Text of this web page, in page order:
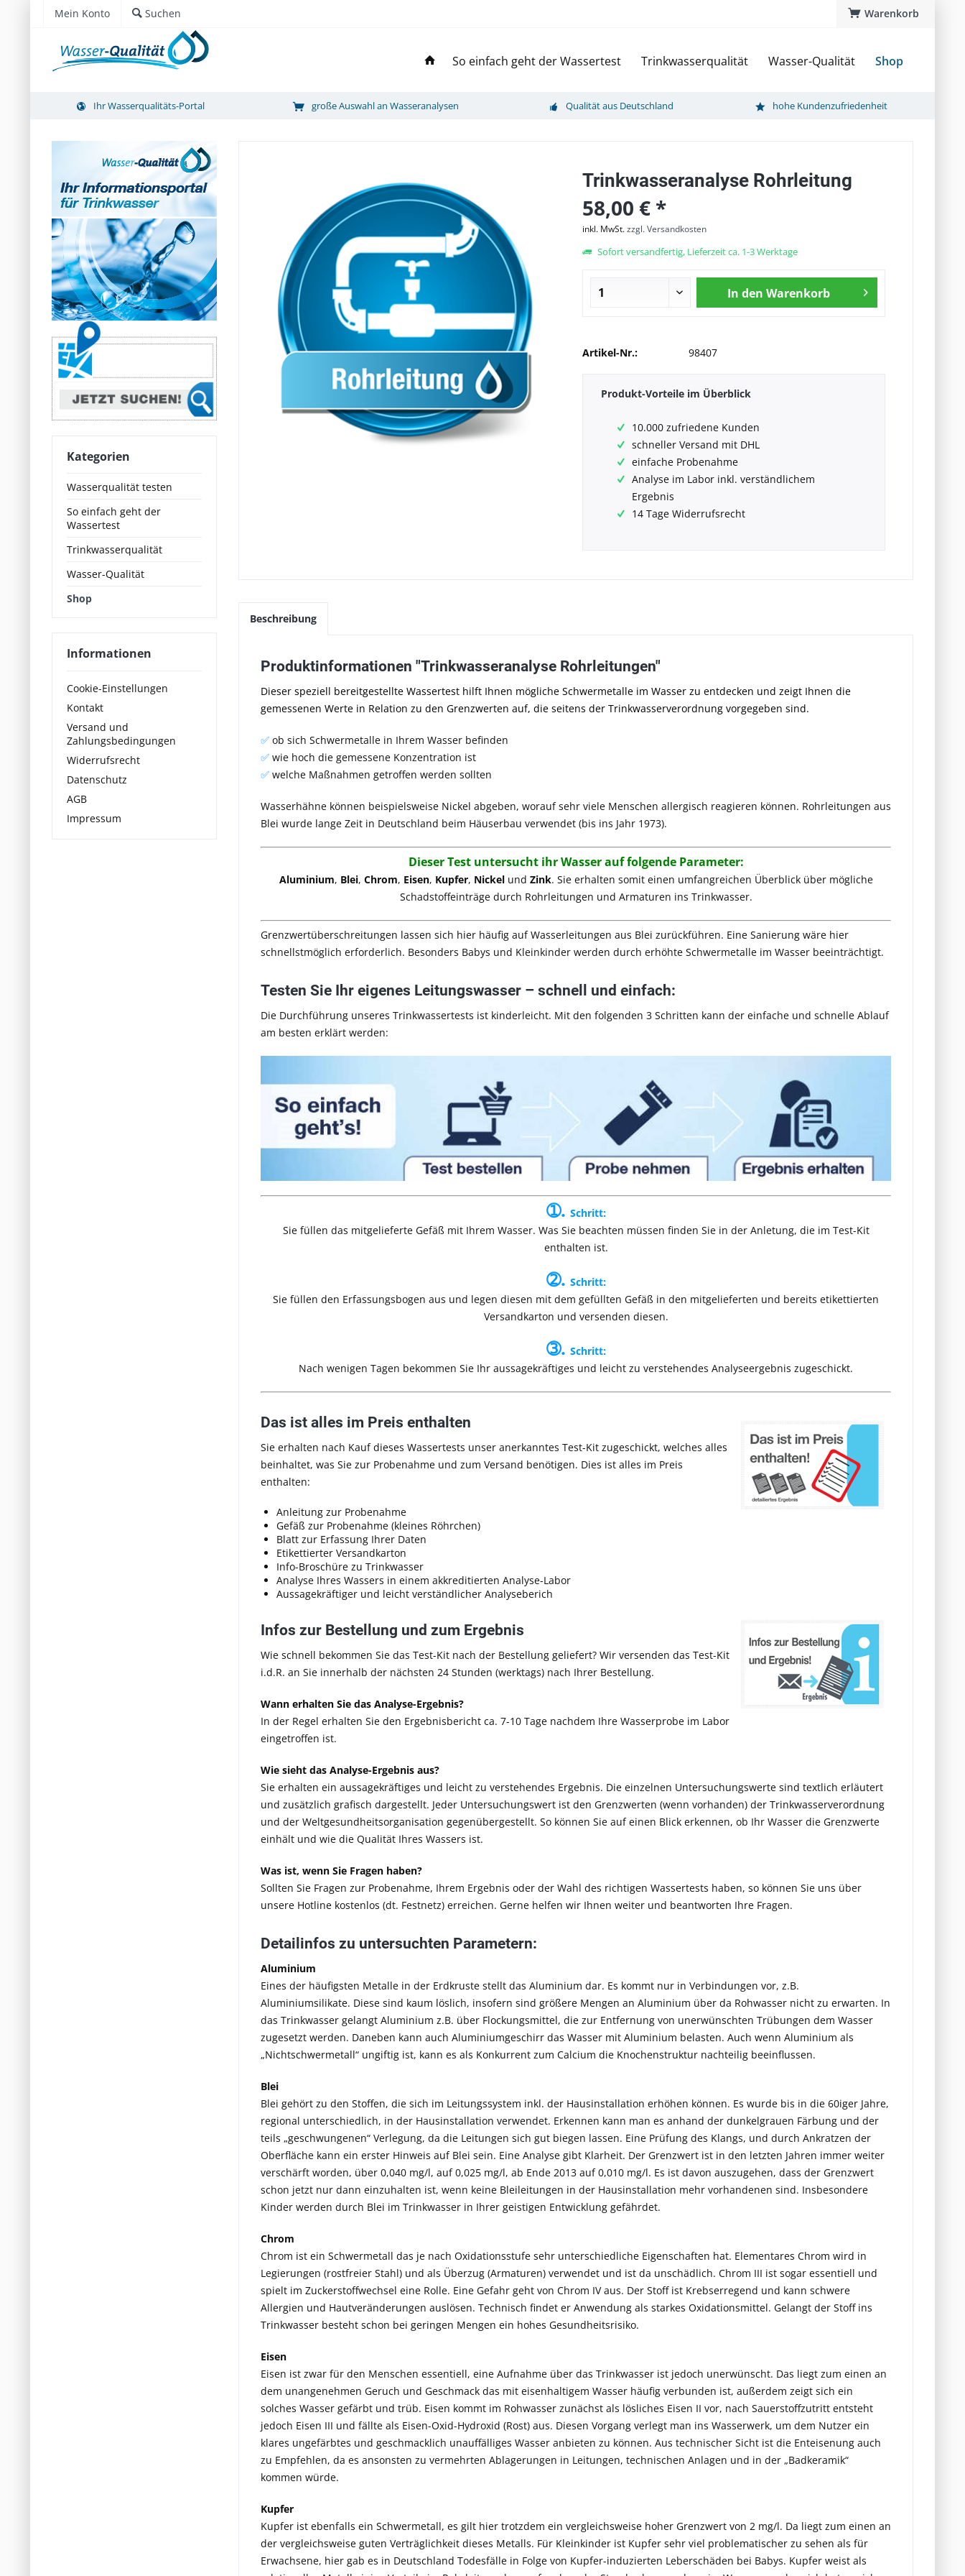
Warenkorb
Mein Konto Suchen
So einfach geht der Wassertest Trinkwasserqualität Wasser-Qualität Shop
Ihr Wasserqualitäts-Portal große Auswahl an Wasseranalysen Qualität aus Deutschland hohe Kundenzufriedenheit
Kategorien
Wasserqualität testen
So einfach geht der
Wassertest
Trinkwasserqualität
Wasser-Qualität
Shop
Informationen
Cookie-Einstellungen
Kontakt
Versand und
Zahlungsbedingungen
Widerrufsrecht
Datenschutz
AGB
Impressum
Trinkwasseranalyse Rohrleitung
58,00 € *
inkl. MwSt.zzgl. Versandkosten
Sofort versandfertig, Lieferzeit ca. 1-3 Werktage
In den Warenkorb
Artikel-Nr.: 98407
Produkt-Vorteile im Überblick
10.000 zufriedene Kunden
schneller Versand mit DHL
einfache Probenahme
Analyse im Labor inkl. verständlichem
Ergebnis
14 Tage Widerrufsrecht
Beschreibung
Produktinformationen "Trinkwasseranalyse Rohrleitungen"
Dieser speziell bereitgestellte Wassertest hilft Ihnen mögliche Schwermetalle im Wasser zu entdecken und zeigt Ihnen die
gemessenen Werte in Relation zu den Grenzwerten auf, die seitens der Trinkwasserverordnung vorgegeben sind.
✅ ob sich Schwermetalle in Ihrem Wasser befinden
✅ wie hoch die gemessene Konzentration ist
✅ welche Maßnahmen getroffen werden sollten
Wasserhähne können beispielsweise Nickel abgeben, worauf sehr viele Menschen allergisch reagieren können. Rohrleitungen aus
Blei wurde lange Zeit in Deutschland beim Häuserbau verwendet (bis ins Jahr 1973).
Dieser Test untersucht ihr Wasser auf folgende Parameter:
Aluminium, Blei, Chrom, Eisen, Kupfer, Nickelund Zink. Sie erhalten somit einen umfangreichen Überblick über mögliche
Schadstoffeinträge durch Rohrleitungen und Armaturen ins Trinkwasser.
Grenzwertüberschreitungen lassen sich hier häufig auf Wasserleitungen aus Blei zurückführen. Eine Sanierung wäre hier
schnellstmöglich erforderlich. Besonders Babys und Kleinkinder werden durch erhöhte Schwermetalle im Wasser beeinträchtigt.
Testen Sie Ihr eigenes Leitungswasser – schnell und einfach:
Die Durchführung unseres Trinkwassertests ist kinderleicht. Mit den folgenden 3 Schritten kann der einfache und schnelle Ablauf
am besten erklärt werden:
➀. Schritt:
Sie füllen das mitgelieferte Gefäß mit Ihrem Wasser. Was Sie beachten müssen finden Sie in der Anletung, die im Test-Kit
enthalten ist.
➁. Schritt:
Sie füllen den Erfassungsbogen aus und legen diesen mit dem gefüllten Gefäß in den mitgelieferten und bereits etikettierten
Versandkarton und versenden diesen.
➂. Schritt:
Nach wenigen Tagen bekommen Sie Ihr aussagekräftiges und leicht zu verstehendes Analyseergebnis zugeschickt.
Das ist alles im Preis enthalten
Sie erhalten nach Kauf dieses Wassertests unser anerkanntes Test-Kit zugeschickt, welches alles
beinhaltet, was Sie zur Probenahme und zum Versand benötigen. Dies ist alles im Preis
enthalten:
Anleitung zur Probenahme
Gefäß zur Probenahme (kleines Röhrchen)
Blatt zur Erfassung Ihrer Daten
Etikettierter Versandkarton
Info-Broschüre zu Trinkwasser
Analyse Ihres Wassers in einem akkreditierten Analyse-Labor
Aussagekräftiger und leicht verständlicher Analyseberich
Infos zur Bestellung und zum Ergebnis
Wie schnell bekommen Sie das Test-Kit nach der Bestellung geliefert? Wir versenden das Test-Kit
i.d.R. an Sie innerhalb der nächsten 24 Stunden (werktags) nach Ihrer Bestellung.
Wann erhalten Sie das Analyse-Ergebnis?
In der Regel erhalten Sie den Ergebnisbericht ca. 7-10 Tage nachdem Ihre Wasserprobe im Labor
eingetroffen ist.
Wie sieht das Analyse-Ergebnis aus?
Sie erhalten ein aussagekräftiges und leicht zu verstehendes Ergebnis. Die einzelnen Untersuchungswerte sind textlich erläutert
und zusätzlich grafisch dargestellt. Jeder Untersuchungswert ist den Grenzwerten (wenn vorhanden) der Trinkwasserverordnung
und der Weltgesundheitsorganisation gegenübergestellt. So können Sie auf einen Blick erkennen, ob Ihr Wasser die Grenzwerte
einhält und wie die Qualität Ihres Wassers ist.
Was ist, wenn Sie Fragen haben?
Sollten Sie Fragen zur Probenahme, Ihrem Ergebnis oder der Wahl des richtigen Wassertests haben, so können Sie uns über
unsere Hotline kostenlos (dt. Festnetz) erreichen. Gerne helfen wir Ihnen weiter und beantworten Ihre Fragen.
Detailinfos zu untersuchten Parametern:
Aluminium
Eines der häufigsten Metalle in der Erdkruste stellt das Aluminium dar. Es kommt nur in Verbindungen vor, z.B.
Aluminiumsilikate. Diese sind kaum löslich, insofern sind größere Mengen an Aluminium über da Rohwasser nicht zu erwarten. In
das Trinkwasser gelangt Aluminium z.B. über Flockungsmittel, die zur Entfernung von unerwünschten Trübungen dem Wasser
zugesetzt werden. Daneben kann auch Aluminiumgeschirr das Wasser mit Aluminium belasten. Auch wenn Aluminium als
„Nichtschwermetall“ ungiftig ist, kann es als Konkurrent zum Calcium die Knochenstruktur nachteilig beeinflussen.
Blei
Blei gehört zu den Stoffen, die sich im Leitungssystem inkl. der Hausinstallation erhöhen können. Es wurde bis in die 60iger Jahre,
regional unterschiedlich, in der Hausinstallation verwendet. Erkennen kann man es anhand der dunkelgrauen Färbung und der
teils „geschwungenen“ Verlegung, da die Leitungen sich gut biegen lassen. Eine Prüfung des Klangs, und durch Ankratzen der
Oberfläche kann ein erster Hinweis auf Blei sein. Eine Analyse gibt Klarheit. Der Grenzwert ist in den letzten Jahren immer weiter
verschärft worden, über 0,040 mg/l, auf 0,025 mg/l, ab Ende 2013 auf 0,010 mg/l. Es ist davon auszugehen, dass der Grenzwert
schon jetzt nur dann einzuhalten ist, wenn keine Bleileitungen in der Hausinstallation mehr vorhandenen sind. Insbesondere
Kinder werden durch Blei im Trinkwasser in Ihrer geistigen Entwicklung gefährdet.
Chrom
Chrom ist ein Schwermetall das je nach Oxidationsstufe sehr unterschiedliche Eigenschaften hat. Elementares Chrom wird in
Legierungen (rostfreier Stahl) und als Überzug (Armaturen) verwendet und ist da unschädlich. Chrom III ist sogar essentiell und
spielt im Zuckerstoffwechsel eine Rolle. Eine Gefahr geht von Chrom IV aus. Der Stoff ist Krebserregend und kann schwere
Allergien und Hautveränderungen auslösen. Technisch findet er Anwendung als starkes Oxidationsmittel. Gelangt der Stoff ins
Trinkwasser besteht schon bei geringen Mengen ein hohes Gesundheitsrisiko.
Eisen
Eisen ist zwar für den Menschen essentiell, eine Aufnahme über das Trinkwasser ist jedoch unerwünscht. Das liegt zum einen an
dem unangenehmen Geruch und Geschmack das mit eisenhaltigem Wasser häufig verbunden ist, außerdem zeigt sich ein
solches Wasser gefärbt und trüb. Eisen kommt im Rohwasser zunächst als lösliches Eisen II vor, nach Sauerstoffzutritt entsteht
jedoch Eisen III und fällte als Eisen-Oxid-Hydroxid (Rost) aus. Diesen Vorgang verlegt man ins Wasserwerk, um dem Nutzer ein
klares ungefärbtes und geschmacklich unauffälliges Wasser anbieten zu können. Aus technischer Sicht ist die Enteisenung auch
zu Empfehlen, da es ansonsten zu vermehrten Ablagerungen in Leitungen, technischen Anlagen und in der „Badkeramik“
kommen würde.
Kupfer
Kupfer ist ebenfalls ein Schwermetall, es gilt hier trotzdem ein vergleichsweise hoher Grenzwert von 2 mg/l. Da liegt zum einen an
der vergleichsweise guten Verträglichkeit dieses Metalls. Für Kleinkinder ist Kupfer sehr viel problematischer zu sehen als für
Erwachsene, hier gab es in Deutschland Todesfälle in Folge von Kupfer-induzierten Leberschäden bei Babys. Kupfer weist als